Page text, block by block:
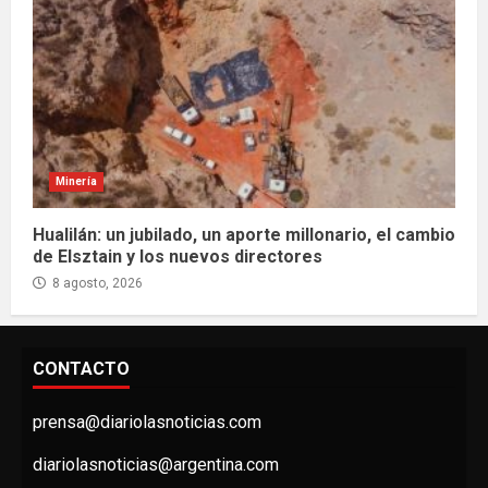
Minería
Hualilán: un jubilado, un aporte millonario, el cambio
de Elsztain y los nuevos directores
8 agosto, 2026
CONTACTO
prensa@diariolasnoticias.com
diariolasnoticias@argentina.com